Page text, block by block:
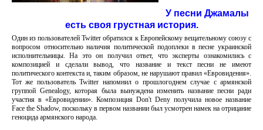
У песни Джамалы
есть своя грустная история.
Один из пользователей Twitter обратился к Европейскому вещательному союзу с
вопросом относительно наличия политической подоплеки в песне украинской
исполнительницы. На это он получил ответ, что эксперты ознакомились с
композицией и сделали вывод, что название и текст песни не имеют
политического контекста и, таким образом, не нарушают правил «Евровидения».
Тот же пользователь Twitter напомнил о прошлогоднем случае с армянской
группой Genealogy, которая была вынуждена изменить название песни ради
участия в «Евровидении». Композиция Don't Deny получила новое название
Face the Shadow, поскольку в первом названии был усмотрен намек на отрицание
геноцида армянского народа.